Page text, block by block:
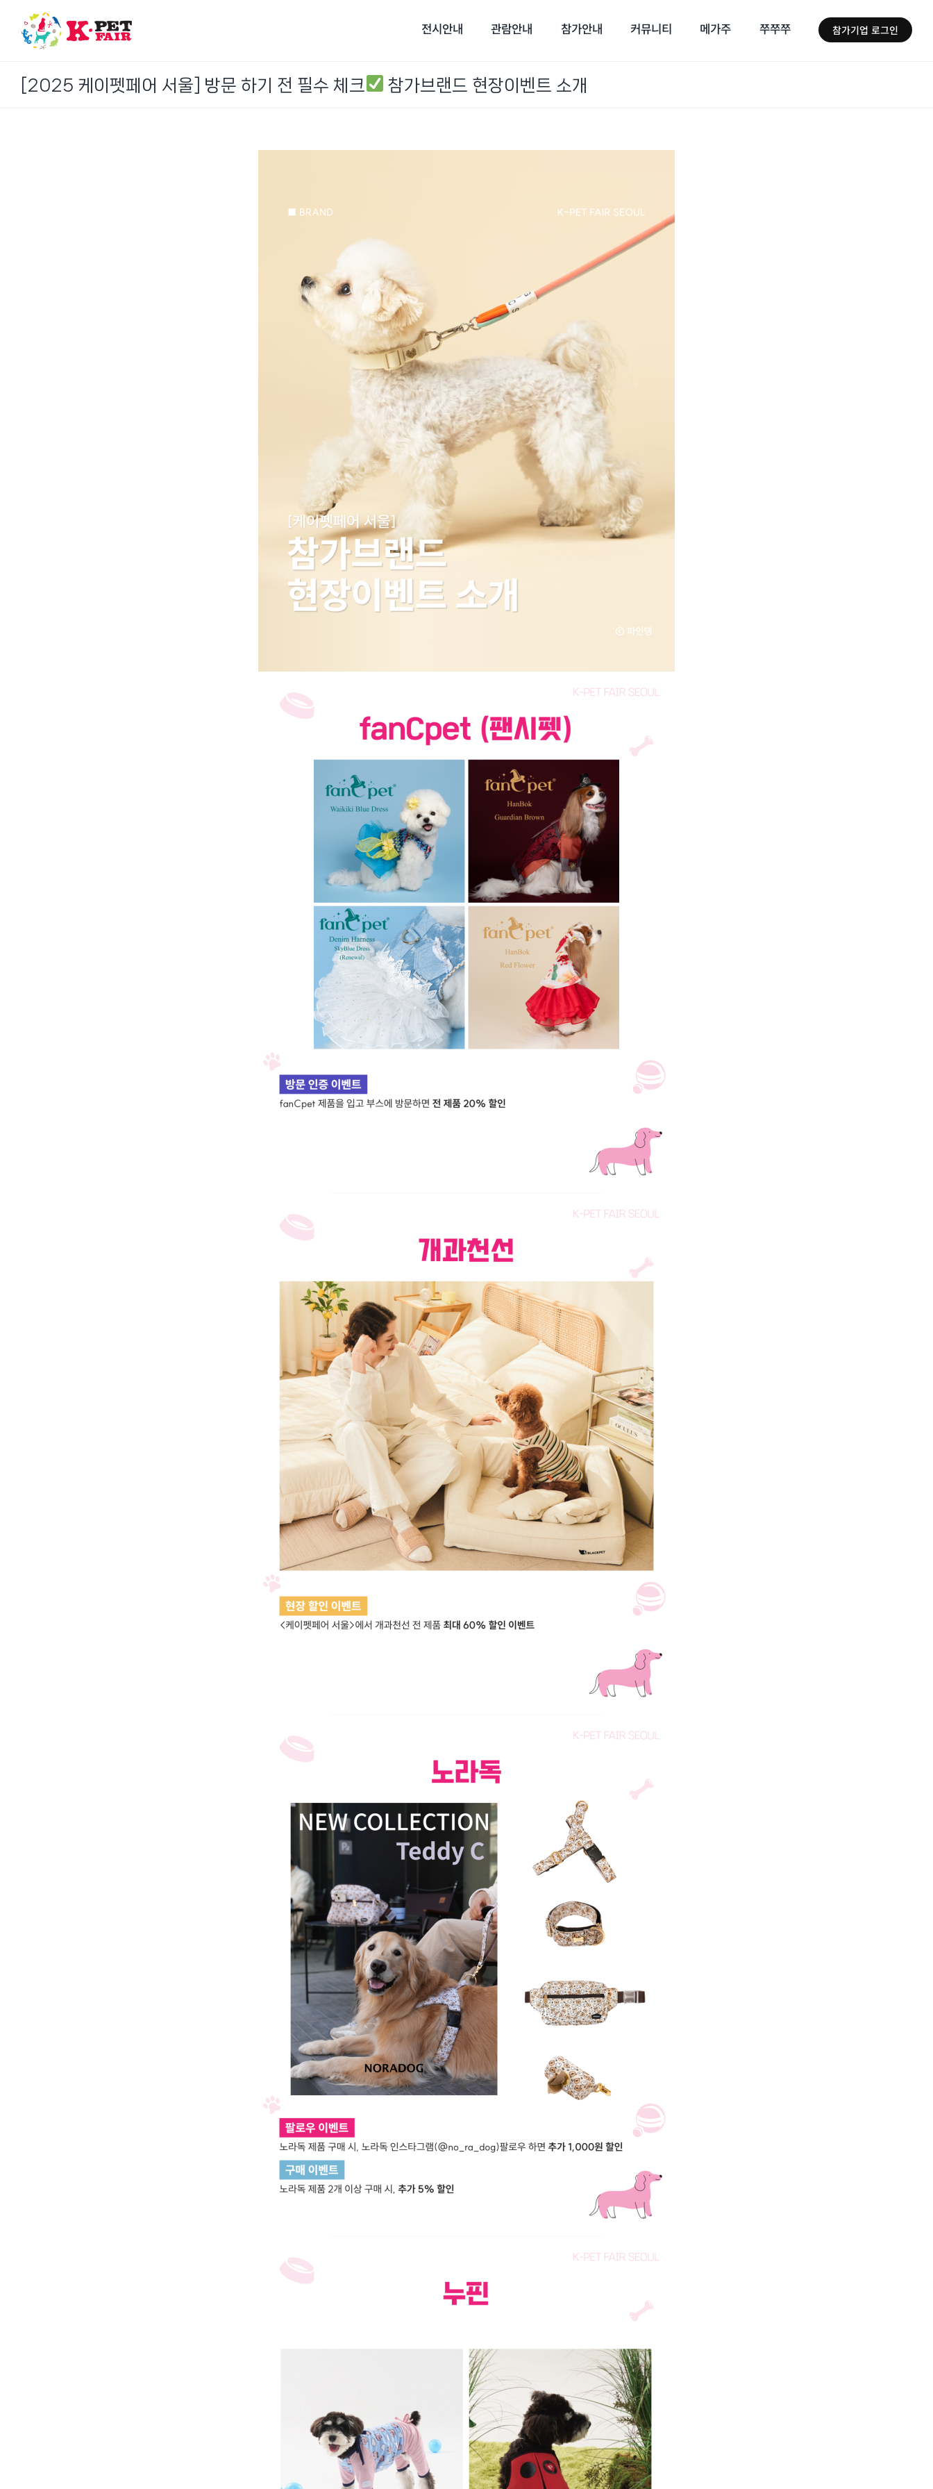
content
전시안내 관람안내 참가안내 커뮤니티 메가주 쭈쭈쭈 참가기업 로그인
[2025 케이펫페어 서울] 방문 하기 전 필수 체크 참가브랜드 현장이벤트 소개